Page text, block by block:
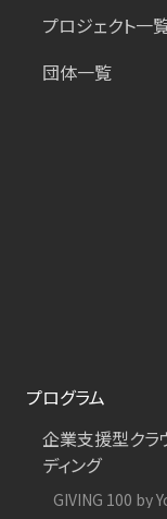
プロジェクト一
団体一覧
プログラム
企業支援型クラ
ディング
GIVING 100 by